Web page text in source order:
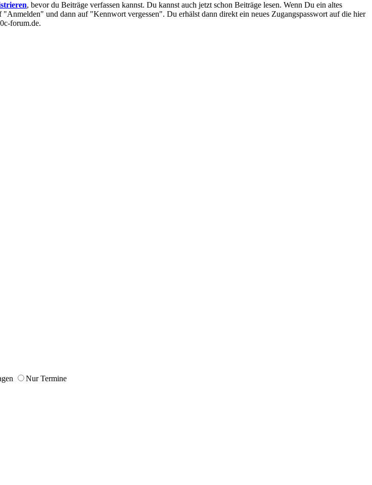
, bevor du Beiträge verfassen kannst. Du kannst auch jetzt schon Beiträge lesen. Wenn Du ein altes
und dann auf "Kennwort vergessen". Du erhälst dann direkt ein neues Zugangspasswort auf die hier
forum.de.
Nur Termine